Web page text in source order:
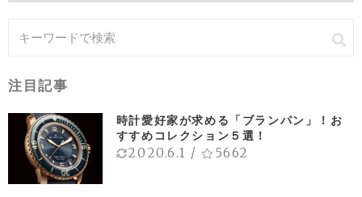
注目記事
時計愛好家が求める「ブランパン」！お
すすめコレクション５選！
2020.6.1 / 5662